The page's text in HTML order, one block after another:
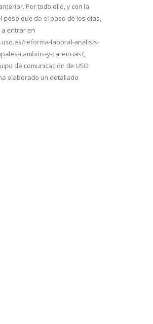
Por todo ello, y con la
poso que da el paso de los días,
entrar en
reforma-laboral-analisis-
cambios-y-carencias/,
de comunicación de USO
elaborado un detallado